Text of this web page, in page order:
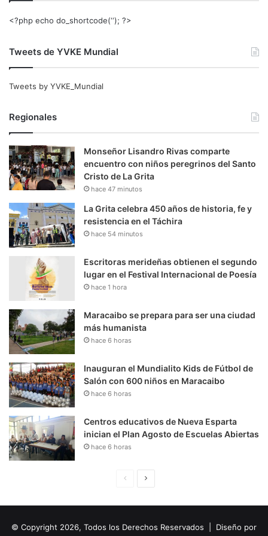
<?php echo do_shortcode(‘‘); ?>
Tweets de YVKE Mundial
Tweets by YVKE_Mundial
Regionales
Monseñor Lisandro Rivas comparte
encuentro con niños peregrinos del Santo
Cristo de La Grita
hace 47 minutos
La Grita celebra 450 años de historia, fe y
resistencia en el Táchira
hace 54 minutos
Escritoras merideñas obtienen el segundo
lugar en el Festival Internacional de Poesía
hace 1 hora
Maracaibo se prepara para ser una ciudad
más humanista
hace 6 horas
Inauguran el Mundialito Kids de Fútbol de
Salón con 600 niños en Maracaibo
hace 6 horas
Centros educativos de Nueva Esparta
inician el Plan Agosto de Escuelas Abiertas
hace 6 horas
i
u
© Copyright 2026, Todos los Derechos Reservados | Diseño por